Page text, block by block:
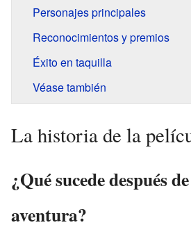
Personajes principales
Reconocimientos y premios
Éxito en taquilla
Véase también
La historia de la
¿Qué sucede después
aventura?